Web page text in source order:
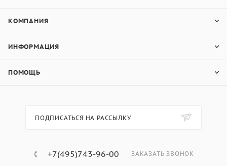
КОМПАНИЯ
ИНФОРМАЦИЯ
ПОМОЩЬ
ПОДПИСАТЬСЯ НА РАССЫЛКУ
+7(495)743-96-00 ЗАКАЗАТЬ ЗВОНОК